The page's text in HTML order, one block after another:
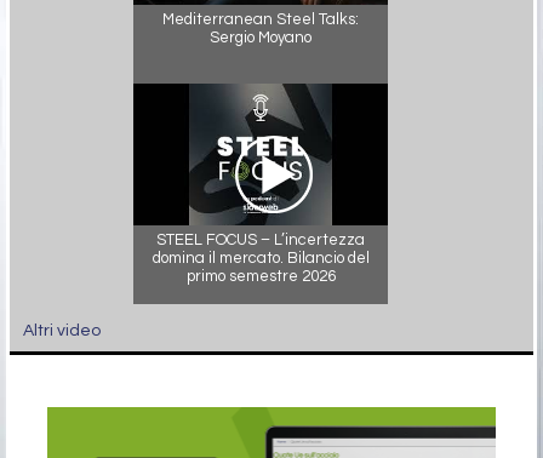
Mediterranean Steel Talks:
Sergio Moyano
STEEL FOCUS – L’incertezza
domina il mercato. Bilancio del
primo semestre 2026
Altri video